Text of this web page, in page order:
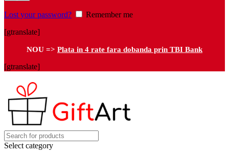
Lost your password?
Remember me
[gtranslate]
NOU => Plata in 4 rate fara dobanda prin TBI Bank
[gtranslate]
Select category